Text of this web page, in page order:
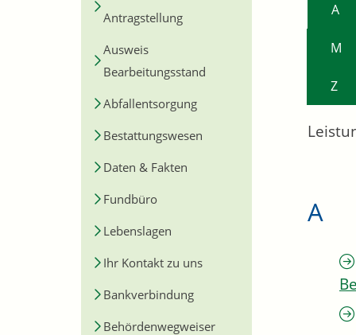
Antragstellung
Ausweis
Bearbeitungsstand
Abfallentsorgung
Bestattungswesen
Daten & Fakten
Fundbüro
Lebenslagen
Ihr Kontakt zu uns
Bankverbindung
Behördenwegweiser
A
M
Z
A